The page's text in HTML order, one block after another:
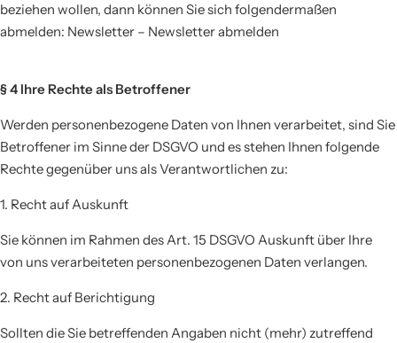
beziehen wollen, dann können Sie sich folgendermaßen
abmelden: Newsletter – Newsletter abmelden
§ 4 Ihre Rechte als Betroffener
Werden personenbezogene Daten von Ihnen verarbeitet, sind Sie
Betroffener im Sinne der DSGVO und es stehen Ihnen folgende
Rechte gegenüber uns als Verantwortlichen zu:
1. Recht auf Auskunft
Sie können im Rahmen des Art. 15 DSGVO Auskunft über Ihre
von uns verarbeiteten personenbezogenen Daten verlangen.
2. Recht auf Berichtigung
Sollten die Sie betreffenden Angaben nicht (mehr) zutreffend